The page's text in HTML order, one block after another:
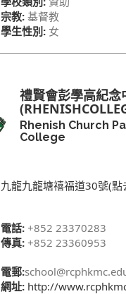
宗教:基督教
學生性別:女
禮賢會彭學高紀念
Rhenish Church
College
九龍九龍塘禧福道30號(點
電話:+852 23370283
傳真:+852 23360953
電郵:
網址:http://